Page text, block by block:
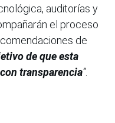
auditorías y
el proceso
de
de que esta
transparencia”.